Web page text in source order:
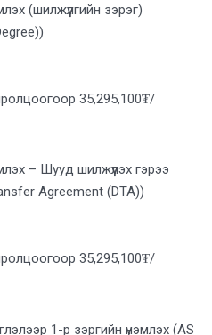
(шилжүүлгийн зэрэг)
35,295,100₮/
– Шууд шилжүүлэх гэрээ
Agreement (DTA))
35,295,100₮/
1-р зэргийн үнэмлэх (AS